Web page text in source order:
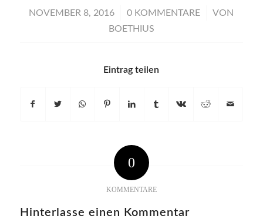
NOVEMBER 8, 2016
/ 0 KOMMENTARE
/
VON
BOETHIUS
Eintrag teilen
0
KOMMENTARE
Hinterlasse einen Kommentar